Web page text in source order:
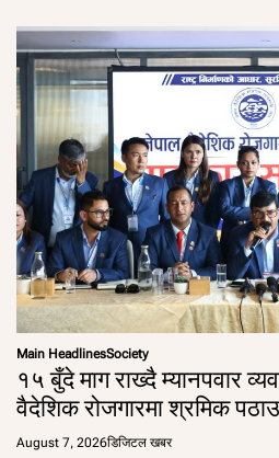
Main HeadlinesSociety
१५ बुँदे माग राख्दै म्यानपवार
वैदेशिक रोजगारमा श्रमिक
August 7, 2026डिजिटल खबर